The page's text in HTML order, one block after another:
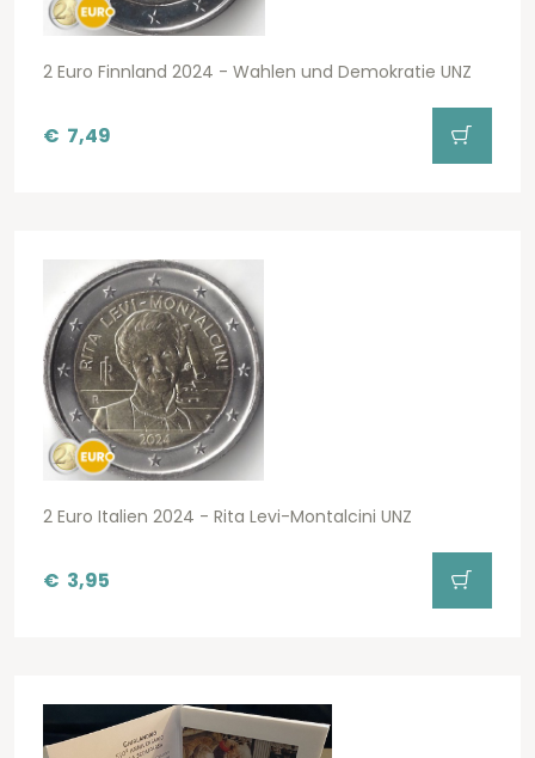
2 Euro Finnland 2024 - Wahlen und Demokratie UNZ
€ 7,49
2 Euro Italien 2024 - Rita Levi-Montalcini UNZ
€ 3,95